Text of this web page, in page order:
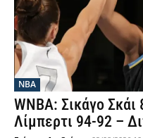
NBA
WNBA: Σικάγο Σκάι
Λίμπερτι 94-92 –